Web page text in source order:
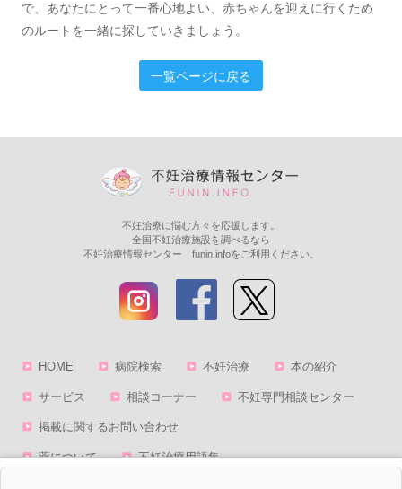
で、あなたにとって一番心地よい、赤ちゃんを迎えに行くため
のルートを一緒に探していきましょう。
一覧ページに戻る
不妊治療に悩む方々を応援します。
全国不妊治療施設を調べるなら
不妊治療情報センター funin.infoをご利用ください。
HOME 病院検索 不妊治療 本の紹介
サービス 相談コーナー 不妊専門相談センター
掲載に関するお問い合わせ
薬について 不妊治療用語集